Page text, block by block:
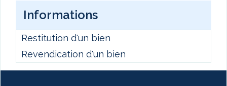
Informations
Restitution d'un bien
Revendication d'un bien